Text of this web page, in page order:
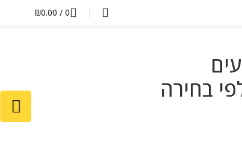
0
/
₪0.00
בחירה